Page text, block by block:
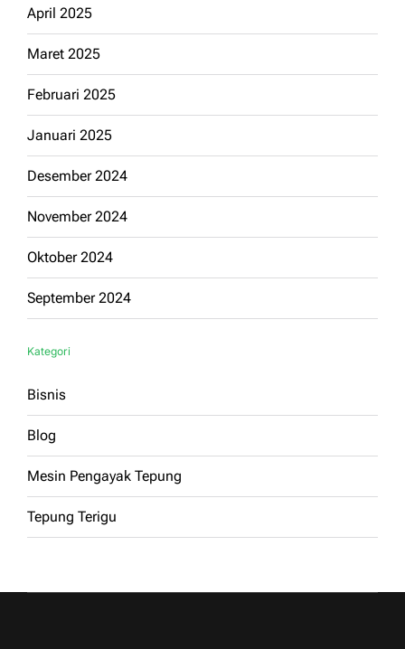
April 2025
Maret 2025
Februari 2025
Januari 2025
Desember 2024
November 2024
Oktober 2024
September 2024
Kategori
Bisnis
Blog
Mesin Pengayak Tepung
Tepung Terigu